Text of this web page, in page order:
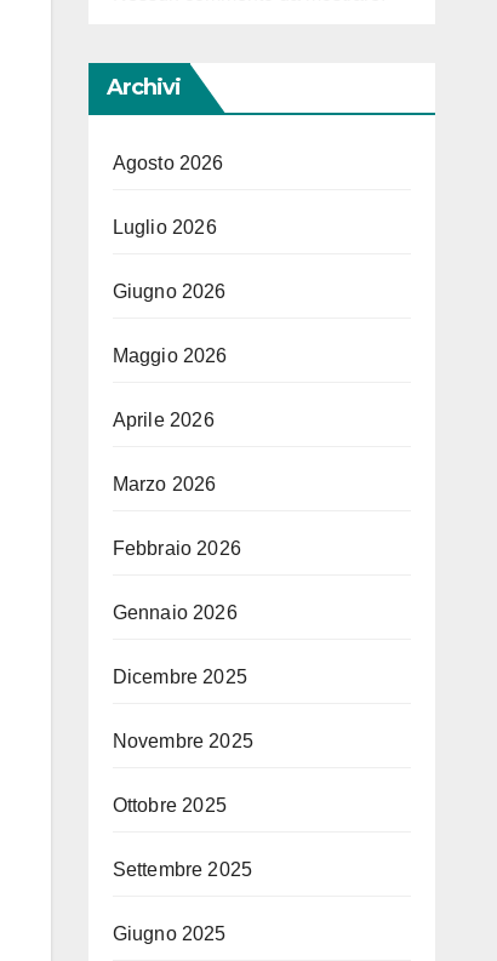
Archivi
Agosto 2026
Luglio 2026
Giugno 2026
Maggio 2026
Aprile 2026
Marzo 2026
Febbraio 2026
Gennaio 2026
Dicembre 2025
Novembre 2025
Ottobre 2025
Settembre 2025
Giugno 2025